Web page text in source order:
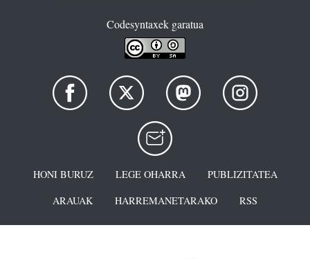
Codesyntaxek garatua
HONI BURUZ LEGE OHARRA
PUBLIZITATEA
ARAUAK
HARREMANETARAKO RSS